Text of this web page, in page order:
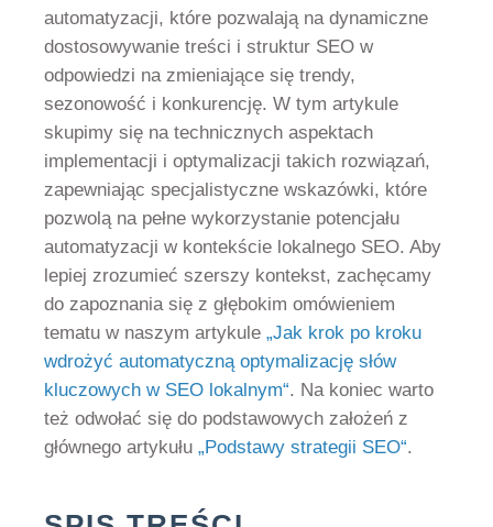
automatyzacji, które pozwalają na dynamiczne
dostosowywanie treści i struktur SEO w
odpowiedzi na zmieniające się trendy,
sezonowość i konkurencję. W tym artykule
skupimy się na technicznych aspektach
implementacji i optymalizacji takich rozwiązań,
zapewniając specjalistyczne wskazówki, które
pozwolą na pełne wykorzystanie potencjału
automatyzacji w kontekście lokalnego SEO. Aby
lepiej zrozumieć szerszy kontekst, zachęcamy
do zapoznania się z głębokim omówieniem
tematu w naszym artykule „Jak krok po kroku
wdrożyć automatyczną optymalizację słów
kluczowych w SEO lokalnym“. Na koniec warto
też odwołać się do podstawowych założeń z
głównego artykułu „Podstawy strategii SEO“.